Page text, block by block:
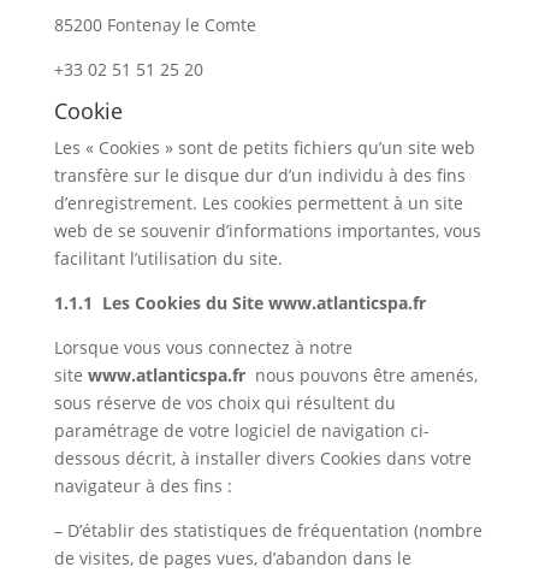
85200 Fontenay le Comte
+33 02 51 51 25 20
Cookie
Les « Cookies » sont de petits fichiers qu’un site web
transfère sur le disque dur d’un individu à des fins
d’enregistrement. Les cookies permettent à un site
web de se souvenir d’informations importantes, vous
facilitant l’utilisation du site.
1.1.1 Les Cookies du Site www.atlanticspa.fr
Lorsque vous vous connectez à notre
site www.atlanticspa.frnous pouvons être amenés,
sous réserve de vos choix qui résultent du
paramétrage de votre logiciel de navigation ci-
dessous décrit, à installer divers Cookies dans votre
navigateur à des fins :
– D’établir des statistiques de fréquentation (nombre
de visites, de pages vues, d’abandon dans le